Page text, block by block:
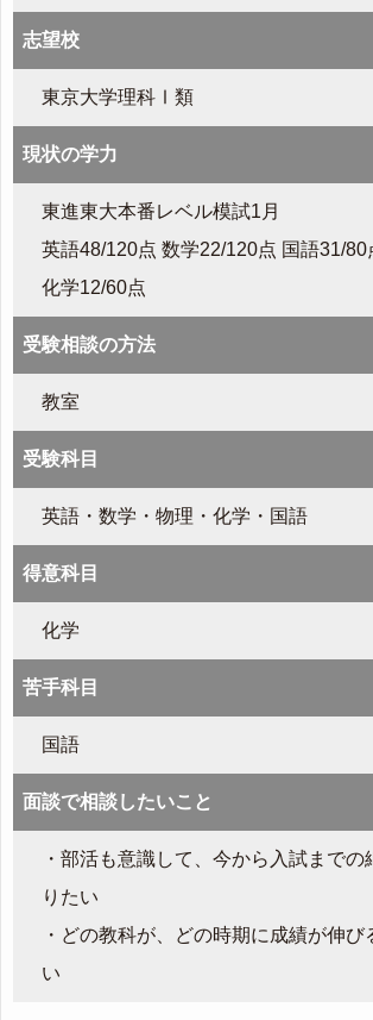
志望校
東京大学理科Ⅰ類
現状の学力
東進東大本番レベル模試1月
英語48/120点 数学22/120点 国語31/80
化学12/60点
受験相談の方法
教室
受験科目
英語・数学・物理・化学・国語
得意科目
化学
苦手科目
国語
面談で相談したいこと
・部活も意識して、今から入試までの
りたい
・どの教科が、どの時期に成績が伸び
い